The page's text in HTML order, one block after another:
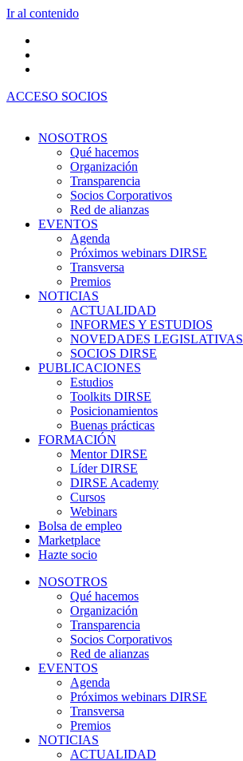
Ir al contenido
ACCESO SOCIOS
NOSOTROS
Qué hacemos
Organización
Transparencia
Socios Corporativos
Red de alianzas
EVENTOS
Agenda
Próximos webinars DIRSE
Transversa
Premios
NOTICIAS
ACTUALIDAD
INFORMES Y ESTUDIOS
NOVEDADES LEGISLATIVAS
SOCIOS DIRSE
PUBLICACIONES
Estudios
Toolkits DIRSE
Posicionamientos
Buenas prácticas
FORMACIÓN
Mentor DIRSE
Líder DIRSE
DIRSE Academy
Cursos
Webinars
Bolsa de empleo
Marketplace
Hazte socio
NOSOTROS
Qué hacemos
Organización
Transparencia
Socios Corporativos
Red de alianzas
EVENTOS
Agenda
Próximos webinars DIRSE
Transversa
Premios
NOTICIAS
ACTUALIDAD